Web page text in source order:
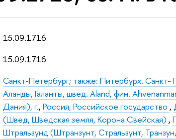
15.09.1716
15.09.1716
Санкт-Петербург; также: Питербурх.
Аланды, Галанты, швед. Aland, фин.
Дания), г.,Россия, Российское государство ,
(Швед, Шведская земля, Корона Свейская) ,
Штральзунд (Штранзунт, Стральзунт,